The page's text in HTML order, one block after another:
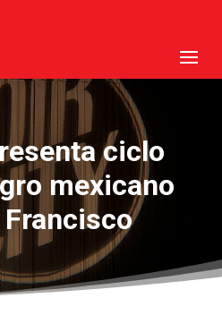
ciclo
mexicano
Francisco